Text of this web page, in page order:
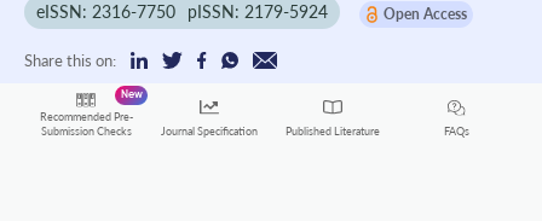
eISSN: 2316-7750 pISSN: 2179-5924 Open Access
Share this on:
Recommended Pre-
Submission Checks
New
Journal Specification Published Literature FAQs